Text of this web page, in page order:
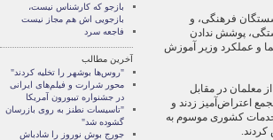
فرهنگی، و
پوشش ندادن
و عملکرد وزیر آموزش
معلمان در مقابل
اعتراض‌آمیز زدند و
کشوری موسوم به
بازجو که کارشناس نیست،
بازجویی اش هم مجاز نیست
فاجعه سرد
آخرین مطالب
"روس‌ها بوشهر را تخلیه کردند"
محور شرارت و فیلم‌های ایرانی
در جشنواره تیبورون آمریکا
"تاسیسات نطنز به روی بازرسان
گشوده شد"
جورج بوش نوروز را شادباش